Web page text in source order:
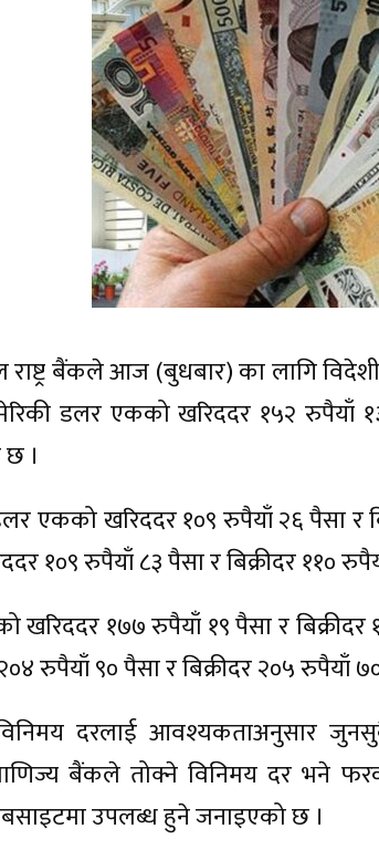
राष्ट्र बैंकले आज (बुधबार) का लागि
डलर एकको खरिददर १५२ रुपैयाँ
।
एकको खरिददर १०९ रुपैयाँ २६ पैसा र
१०९ रुपैयाँ ८३ पैसा र बिक्रीदर ११०
खरिददर १७७ रुपैयाँ १९ पैसा र
रुपैयाँ ९० पैसा र बिक्रीदर २०५ रुपैयाँ
दरलाई आवश्यकताअनुसार
बैंकले तोक्ने विनिमय दर भने
उपलब्ध हुने जनाइएको छ ।